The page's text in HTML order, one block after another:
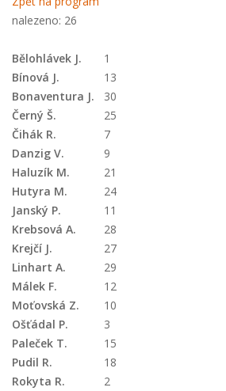
nalezeno: 26
Bělohlávek J.
1
Bínová J.
13
Bonaventura J.
30
Černý Š.
25
Čihák R.
7
Danzig V.
9
Haluzík M.
21
Hutyra M.
24
Janský P.
11
Krebsová A.
28
Krejčí J.
27
Linhart A.
29
Málek F.
12
Moťovská Z.
10
Ošťádal P.
3
Paleček T.
15
Pudil R.
18
Rokyta R.
2